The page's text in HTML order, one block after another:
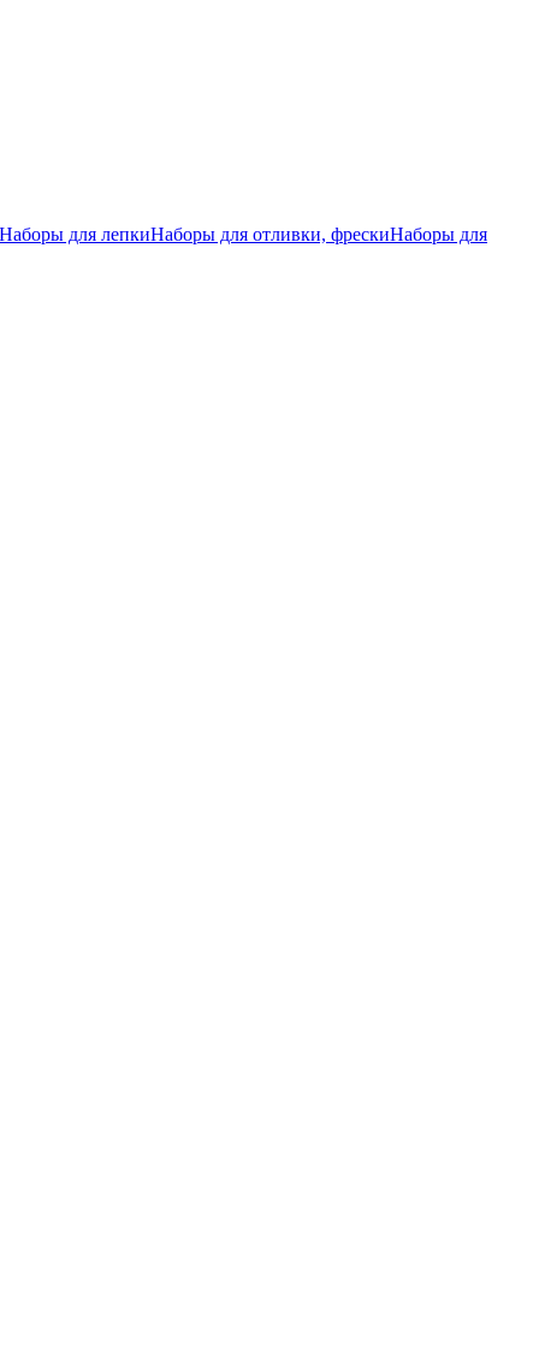
Наборы для лепкиНаборы для отливки, фрескиНаборы для